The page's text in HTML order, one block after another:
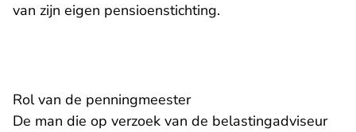
van zijn eigen pensioenstichting.
Rol van de penningmeester
De man die op verzoek van de belastingadviseur